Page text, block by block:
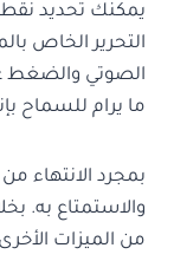
يمكنك تحديد
التحرير الخاص
الصوتي والضغط
ما يرام للسماح
بمجرد الانتهاء
والاستمتاع به.
من الميزات